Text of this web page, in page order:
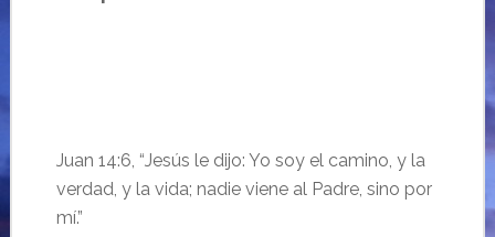
Juan 14:6, “Jesús le dijo: Yo soy el camino, y la
verdad, y la vida; nadie viene al Padre, sino por
mí.”